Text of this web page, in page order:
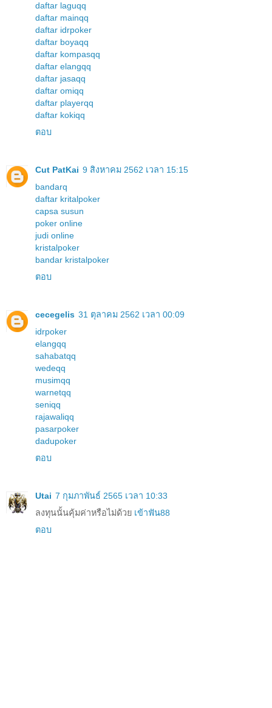
daftar laguqq
daftar mainqq
daftar idrpoker
daftar boyaqq
daftar kompasqq
daftar elangqq
daftar jasaqq
daftar omiqq
daftar playerqq
daftar kokiqq
ตอบ
Cut PatKai 9 สิงหาคม 2562 เวลา 15:15
bandarq
daftar kritalpoker
capsa susun
poker online
judi online
kristalpoker
bandar kristalpoker
ตอบ
cecegelis 31 ตุลาคม 2562 เวลา 00:09
idrpoker
elangqq
sahabatqq
wedeqq
musimqq
warnetqq
seniqq
rajawaliqq
pasarpoker
dadupoker
ตอบ
Utai 7 กุมภาพันธ์ 2565 เวลา 10:33
ลงทุนนั้นคุ้มค่าหรือไม่ด้วย เข้าฟัน88
ตอบ